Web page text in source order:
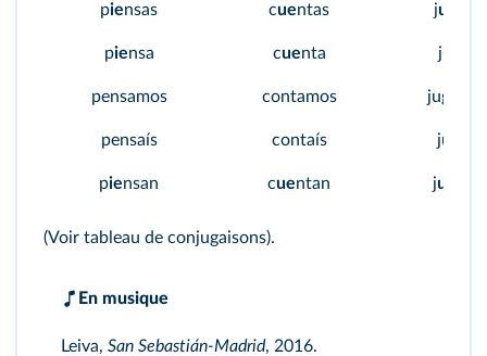
piensas cuentas jue
piensa cuenta jue
pensamos contamos
pensaís contaís jugaís
piensan cuentan jue
(Voir tableau de conjugaisons).
En musique
Leiva, San Sebastián-Madrid, 2016.